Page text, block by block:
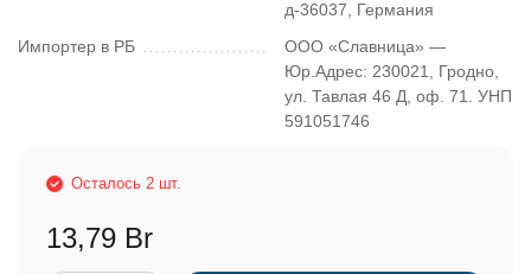
д-36037, Германия
Импортер в РБ
ООО «Славница» —
Юр.Адрес: 230021, Гродно,
ул. Тавлая 46 Д, оф. 71. УНП
591051746
Осталось 2 шт.
13,79 Br